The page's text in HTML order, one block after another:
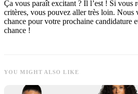
Ça vous paraît excitant ? Il l’est ! Si vous
critères, vous pouvez aller très loin. Nous
chance pour votre prochaine candidature
chance !
YOU MIGHT ALSO LIKE